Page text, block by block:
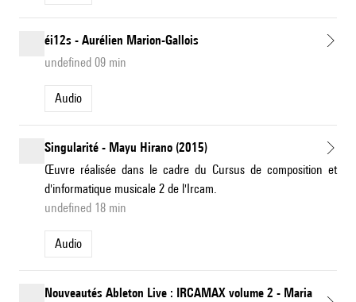
éi12s - Aurélien Marion-Gallois
undefined 09 min
Audio
Singularité - Mayu Hirano (2015)
Œuvre réalisée dans le cadre du Cursus de composition et
d'informatique musicale 2 de l'Ircam.
undefined 18 min
Audio
Nouveautés Ableton Live : IRCAMAX volume 2 - Maria